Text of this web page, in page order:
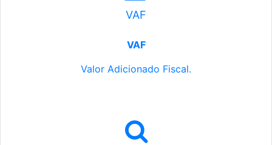
VAF
VAF
Valor Adicionado Fiscal.